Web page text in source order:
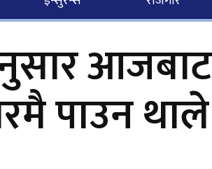
आजबाट
पाउन थाले